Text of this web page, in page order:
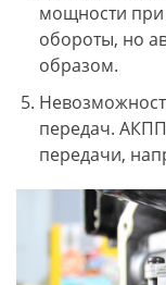
мощности при
обороты, но
образом.
передач.
передачи,